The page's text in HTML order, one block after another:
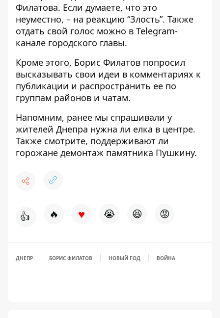
Филатова. Если думаете, что это
неуместно, – на реакцию “Злость”. Также
отдать свой голос можно в Telegram-
канале городского главы.
Кроме этого, Борис Филатов попросил
высказывать свои идеи в комментариях к
публикации и распространить ее по
группам районов и чатам.
Напомним, ранее мы спрашивали у
жителей Днепра нужна ли елка в центре.
Также смотрите, поддерживают ли
горожане демонтаж памятника Пушкину.
👍 🔥 ♥ 😭 😆 😡
ДНЕПР БОРИС ФИЛАТОВ НОВЫЙ ГОД ВОЙНА